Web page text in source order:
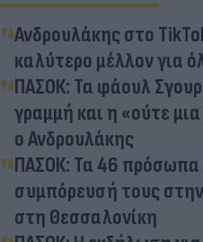
Ανδρουλάκης στο
καλύτερο μέλλον για
ΠΑΣΟΚ: Τα φάουλ
γραμμή και η «ούτε
ο Ανδρουλάκης
ΠΑΣΟΚ: Τα 46
συμπόρευσή τους
στη Θεσσαλονίκη